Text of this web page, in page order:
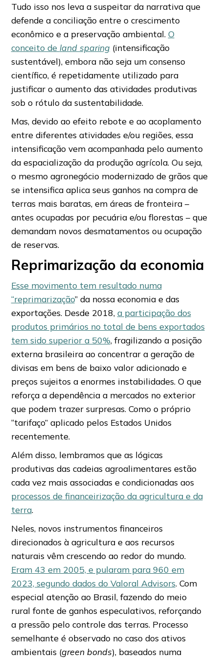
Tudo isso nos leva a suspeitar da narrativa que
defende a conciliação entre o crescimento
econômico e a preservação ambiental. O
conceito de land sparing (intensificação
sustentável), embora não seja um consenso
científico, é repetidamente utilizado para
justificar o aumento das atividades produtivas
sob o rótulo da sustentabilidade.
Mas, devido ao efeito rebote e ao acoplamento
entre diferentes atividades e/ou regiões, essa
intensificação vem acompanhada pelo aumento
da espacialização da produção agrícola. Ou seja,
o mesmo agronegócio modernizado de grãos que
se intensifica aplica seus ganhos na compra de
terras mais baratas, em áreas de fronteira –
antes ocupadas por pecuária e/ou florestas – que
demandam novos desmatamentos ou ocupação
de reservas.
Reprimarização da economia
Esse movimento tem resultado numa
“reprimarização” da nossa economia e das
exportações. Desde 2018, a participação dos
produtos primários no total de bens exportados
tem sido superior a 50%, fragilizando a posição
externa brasileira ao concentrar a geração de
divisas em bens de baixo valor adicionado e
preços sujeitos a enormes instabilidades. O que
reforça a dependência a mercados no exterior
que podem trazer surpresas. Como o próprio
“tarifaço” aplicado pelos Estados Unidos
recentemente.
Além disso, lembramos que as lógicas
produtivas das cadeias agroalimentares estão
cada vez mais associadas e condicionadas aos
processos de financeirização da agricultura e da
terra.
Neles, novos instrumentos financeiros
direcionados à agricultura e aos recursos
naturais vêm crescendo ao redor do mundo.
Eram 43 em 2005, e pularam para 960 em
2023, segundo dados do Valoral Advisors. Com
especial atenção ao Brasil, fazendo do meio
rural fonte de ganhos especulativos, reforçando
a pressão pelo controle das terras. Processo
semelhante é observado no caso dos ativos
ambientais (green bonds), baseados numa